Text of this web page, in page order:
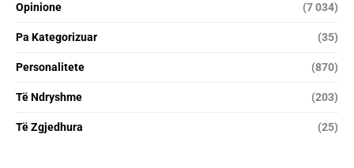
Opinione (7 034)
Pa Kategorizuar (35)
Personalitete (870)
Të Ndryshme (203)
Të Zgjedhura (25)